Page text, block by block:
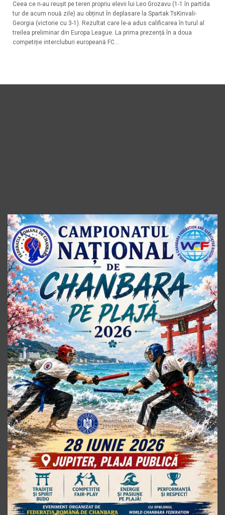
Ceea ce n-au reușit pe teren propriu elevii lui Leo Grozavu (1-1 în partida
tur de acum nouă zile) au obținut în deplasare la Spartak TsKinvali-
Georgia (victorie cu 3-1). Rezultat care le-a adus calificarea în turul al
treilea preliminar din Europa League. La prima prezență în a doua
competiție intercluburi europeană FC...